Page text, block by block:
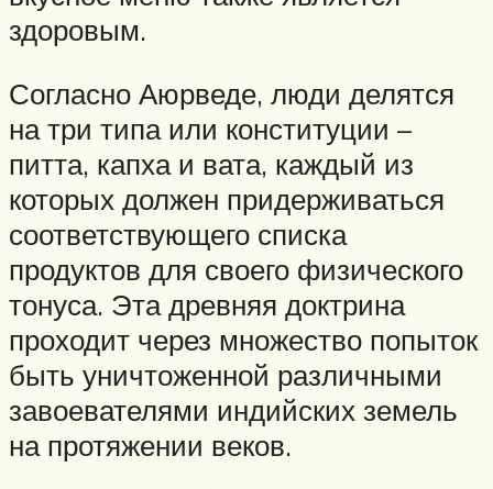
здоровым.
Согласно Аюрведе, люди делятся
на три типа или конституции –
питта, капха и вата, каждый из
которых должен придерживаться
соответствующего списка
продуктов для своего физического
тонуса. Эта древняя доктрина
проходит через множество попыток
быть уничтоженной различными
завоевателями индийских земель
на протяжении веков.